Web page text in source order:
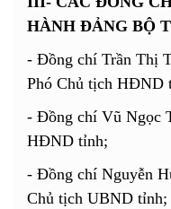
HÀNH ĐẢNG BỘ
- Đồng chí Trần Thị
Phó Chủ tịch HĐND
- Đồng chí Vũ Ngọc
HĐND tỉnh;
- Đồng chí Nguyễn
Chủ tịch UBND tỉnh;